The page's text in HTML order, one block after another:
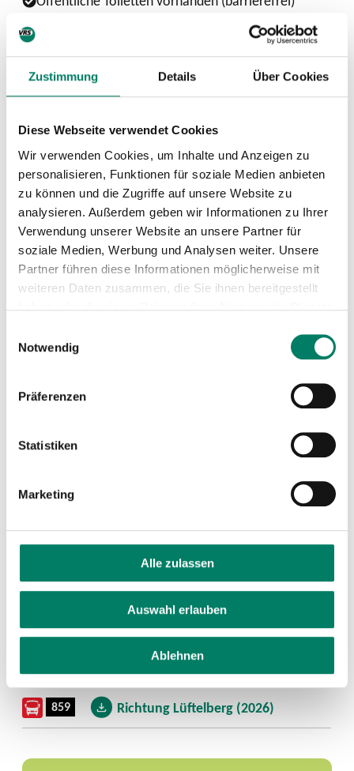
Zustimmung Details Über Cookies
Diese Webseite verwendet Cookies
Wir verwenden Cookies, um Inhalte und Anzeigen zu
personalisieren, Funktionen für soziale Medien anbieten
zu können und die Zugriffe auf unsere Website zu
analysieren. Außerdem geben wir Informationen zu Ihrer
Verwendung unserer Website an unsere Partner für
soziale Medien, Werbung und Analysen weiter. Unsere
Partner führen diese Informationen möglicherweise mit
weiteren Daten zusammen, die Sie ihnen bereitgestellt
Notwendig
Präferenzen
Statistiken
Marketing
Alle zulassen
Auswahl erlauben
Ablehnen
Nächste Abfahrten ab Industriepark
(S)
Aushang-Fahrpläne
Linie Download
843 Richtung Alfter (2026)
Richtung Meckenheim Bf (2026)
859 Richtung Lüftelberg (2026)